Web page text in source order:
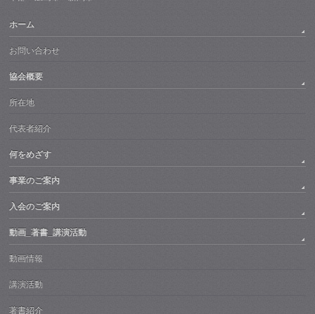
ホーム
お問い合わせ
協会概要
所在地
代表者紹介
何をめざす
事業のご案内
入会のご案内
動画_著書_講演活動
動画情報
講演活動
著書紹介